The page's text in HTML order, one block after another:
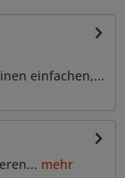
einfachen,...
mehr